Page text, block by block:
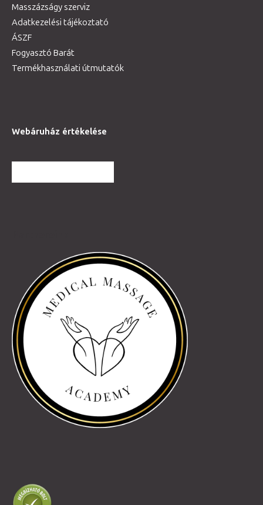
Masszázságy szerviz
Adatkezelési tájékoztató
ÁSZF
Fogyasztó Barát
Termékhasználati útmutatók
Webáruház értékelése